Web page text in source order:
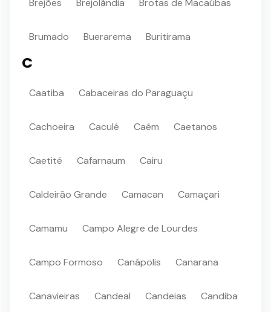
Brejões Brejolândia Brotas de Macaúbas
Brumado Buerarema Buritirama
C
Caatiba Cabaceiras do Paraguaçu
Cachoeira Caculé Caém Caetanos
Caetité Cafarnaum Cairu
Caldeirão Grande Camacan Camaçari
Camamu Campo Alegre de Lourdes
Campo Formoso Canápolis Canarana
Canavieiras Candeal Candeias Candiba